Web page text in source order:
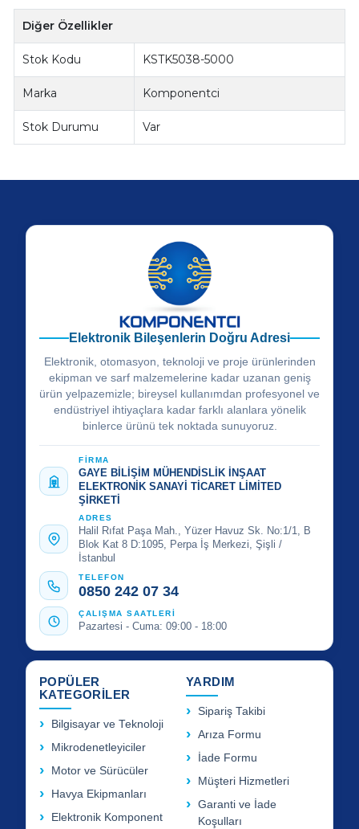
Diğer Özellikler
Stok Kodu KSTK5038-5000
Marka Komponentci
Stok Durumu Var
Elektronik Bileşenlerin Doğru Adresi
Elektronik, otomasyon, teknoloji ve proje ürünlerinden
ekipman ve sarf malzemelerine kadar uzanan geniş
ürün yelpazemizle; bireysel kullanımdan profesyonel ve
endüstriyel ihtiyaçlara kadar farklı alanlara yönelik
binlerce ürünü tek noktada sunuyoruz.
FİRMA
GAYE BİLİŞİM MÜHENDİSLİK İNŞAAT
ELEKTRONİK SANAYİ TİCARET LİMİTED
ŞİRKETİ
ADRES
Halil Rıfat Paşa Mah., Yüzer Havuz Sk. No:1/1, B
Blok Kat 8 D:1095, Perpa İş Merkezi, Şişli /
İstanbul
TELEFON
0850 242 07 34
ÇALIŞMA SAATLERİ
Pazartesi - Cuma: 09:00 - 18:00
POPÜLER
KATEGORİLER
Bilgisayar ve Teknoloji
Mikrodenetleyiciler
Motor ve Sürücüler
Havya Ekipmanları
Elektronik Komponent
YARDIM
Sipariş Takibi
Arıza Formu
İade Formu
Müşteri Hizmetleri
Garanti ve İade
Koşulları